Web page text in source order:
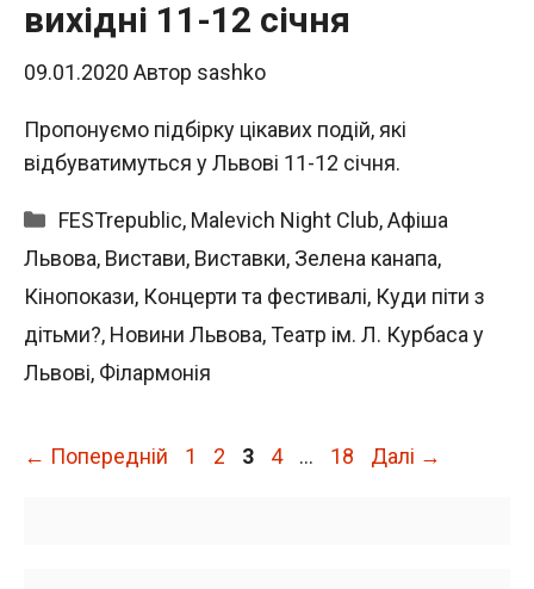
вихідні 11-12 січня
09.01.2020 Автор sashko
Пропонуємо підбірку цікавих подій, які
відбуватимуться у Львові 11-12 січня.
Категорії
FESTrepublic, Malevich Night Club,Афіша
Львова, Вистави, Виставки, Зелена канапа,
Кінопокази, Концерти та фестивалі, Куди піти з
дітьми?, Новини Львова,Театр ім. Л. Курбаса у
Львові, Філармонія
← Попередній Сторінка
1 Сторінка
2 Сторінка
3 Сторінка
4 … Сторінка
18 Далі →